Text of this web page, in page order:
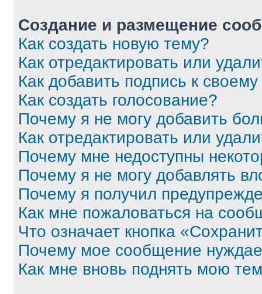
Создание и размещение
Как создать новую тему?
Как отредактировать или
Как добавить подпись к
Как создать голосование?
Почему я не могу добавить
Как отредактировать или
Почему мне недоступны
Почему я не могу добавлять
Почему я получил
Как мне пожаловаться на
Что означает кнопка
Почему мое сообщение
Как мне вновь поднять мою